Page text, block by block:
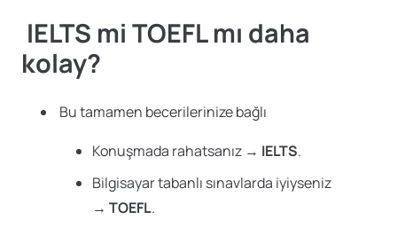
IELTS mi TOEFL mı daha
kolay?
Bu tamamen becerilerinize bağlı
Konuşmada rahatsanız → IELTS.
Bilgisayar tabanlı sınavlarda iyiyseniz
→ TOEFL.